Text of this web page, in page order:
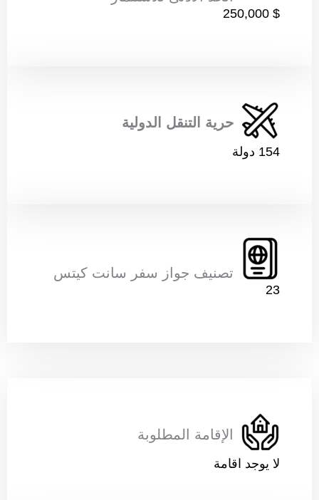
$ 250,000
حرية التنقل الدولية
154 دولة
تصنيف جواز سفر سانت كيتس
23
الإقامة المطلوبة
لا يوجد اقامة